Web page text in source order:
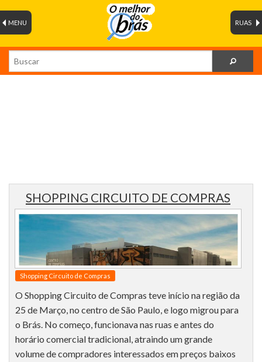
RUAS
MENU
SHOPPING CIRCUITO DE COMPRAS
Shopping Circuito de Compras
O Shopping Circuito de Compras teve início na região da
25 de Março, no centro de São Paulo, e logo migrou para
o Brás. No começo, funcionava nas ruas e antes do
horário comercial tradicional, atraindo um grande
volume de compradores interessados em preços baixos